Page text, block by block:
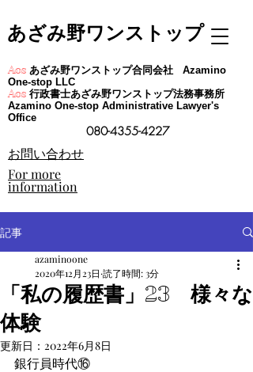
あざみ野ワンストップ
Aos あざみ野ワンストップ合同会社 Azamino
One-stop LLC
Aos 行政書士あざみ野ワンストップ法務事務所
Azamino One-stop Administrative Lawyer's
Office
080-4355-4227
​お問い合わせ
For more
information
記事
「私の履歴書」23 様々な
体験
azaminoone
2020年12月23日 読了時間: 3分
更新日： 2022年6月8日
銀行員時代⑯